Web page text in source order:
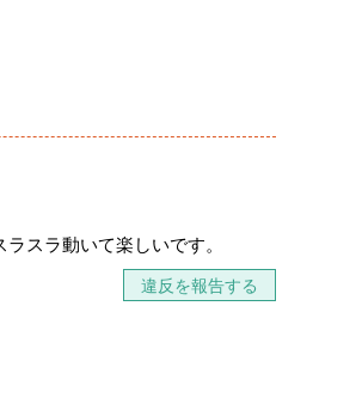
スラ動いて楽しいです。
違反を報告する